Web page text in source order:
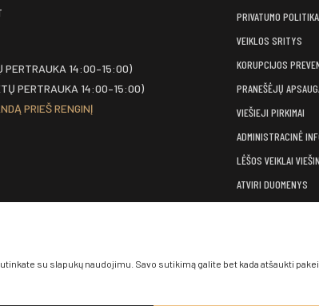
su slapukų naudojimu. Savo sutikimą galite bet kada atšaukti
PERTRAUKA 14:00–15:00)
PERTRAUKA 14:00–15:00)
PRIEŠ RENGINĮ
PRIVATUMO POLITIKA
VEIKLOS SRITYS
KORUPCIJOS
PRANEŠĖJŲ
VIEŠIEJI PIRKIMAI
ADMINISTRACINĖ
LĖŠOS VEIKLAI
ATVIRI DUOMENYS